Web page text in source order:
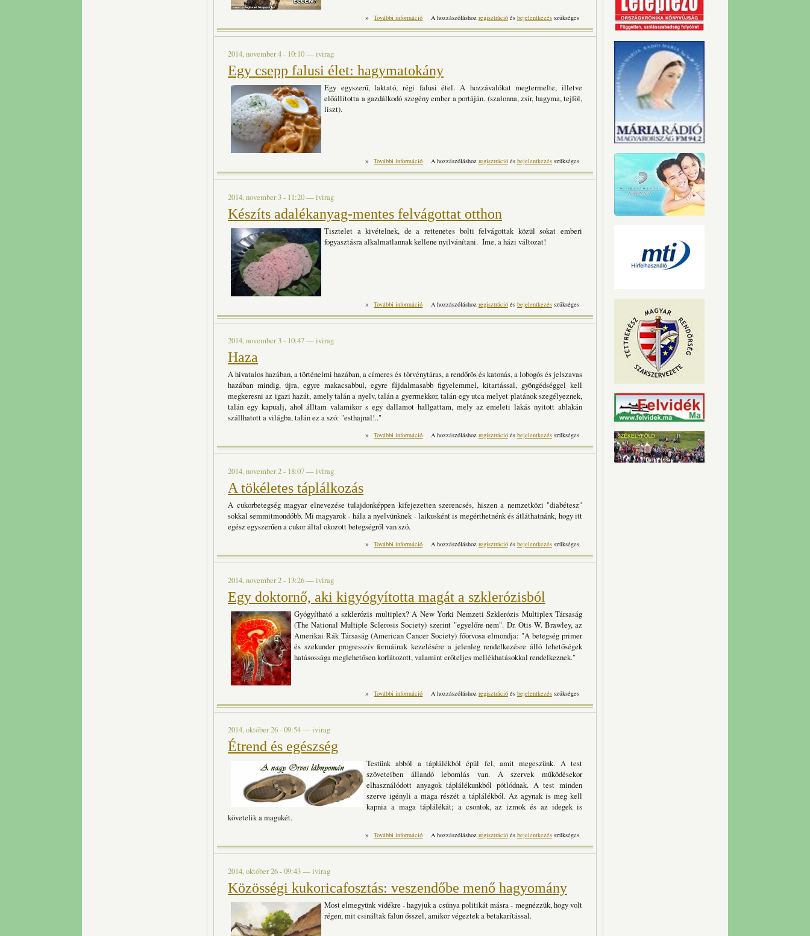
» További információ
Üzenet Ghánából: AZ Ebola járvány nem valós... tartalommal
A hozzászóláshoz regisztrációés bejelentkezésszükséges
2014, november 4 - 10:10—ivirag
Egy csepp falusi élet: hagymatokány
Egy egyszerű, laktató, régi falusi étel. A hozzávalókat megtermelte, illetve
előállította a gazdálkodó szegény ember a portáján. (szalonna, zsír, hagyma, tejföl,
liszt).
» További információ Egy csepp falusi élet: hagymatokány tartalommal kapcsolatosan
A hozzászóláshoz regisztrációés bejelentkezésszükséges
2014, november 3 - 11:20—ivirag
Készíts adalékanyag-mentes felvágottat otthon
Tisztelet a kivételnek, de a rettenetes bolti felvágottak közül sokat emberi
fogyasztásra alkalmatlannak kellene nyilvánítani. Íme, a házi változat!
» További információ
Készíts adalékanyag-mentes felvágottat otthon tartalommal
A hozzászóláshoz regisztrációés bejelentkezésszükséges
2014, november 3 - 10:47—ivirag
Haza
A hivatalos hazában, a történelmi hazában, a címeres és törvénytáras, a rendőrös és katonás, a lobogós és jelszavas
hazában mindig, újra, egyre makacsabbul, egyre fájdalmasabb figyelemmel, kitartással, gyöngédséggel kell
megkeresni az igazi hazát, amely talán a nyelv, talán a gyermekkor, talán egy utca melyet platánok szegélyeznek,
talán egy kapualj, ahol álltam valamikor s egy dallamot hallgattam, mely az emeleti lakás nyitott ablakán
szállhatott a világba, talán ez a szó: "esthajnal!.."
» További információ Haza tartalommal kapcsolatosan
A hozzászóláshoz regisztrációés bejelentkezésszükséges
2014, november 2 - 18:07—ivirag
A tökéletes táplálkozás
A cukorbetegség magyar elnevezése tulajdonképpen kifejezetten szerencsés, hiszen a nemzetközi "diabétesz"
sokkal semmitmondóbb. Mi magyarok - hála a nyelvünknek - laikusként is megérthetnénk és átláthatnánk, hogy itt
egész egyszerűen a cukor által okozott betegségről van szó.
» További információ A tökéletes táplálkozás tartalommal kapcsolatosan
A hozzászóláshoz regisztrációés bejelentkezésszükséges
2014, november 2 - 13:26—ivirag
Egy doktornő, aki kigyógyította magát a szklerózisból
Gyógyítható a szklerózis multiplex? A New Yorki Nemzeti Szklerózis Multiplex Társaság
(The National Multiple Sclerosis Society) szerint "egyelőre nem". Dr. Otis W. Brawley, az
Amerikai Rák Társaság (American Cancer Society) főorvosa elmondja: "A betegség primer
és szekunder progresszív formáinak kezelésére a jelenleg rendelkezésre álló lehetőségek
hatásossága meglehetősen korlátozott, valamint erőteljes mellékhatásokkal rendelkeznek."
» További információ
Egy doktornő, aki kigyógyította magát a szklerózisból tartalommal
A hozzászóláshoz regisztrációés bejelentkezésszükséges
2014, október 26 - 09:54—ivirag
Étrend és egészség
Testünk abból a táplálékból épül fel, amit megeszünk. A test
szöveteiben állandó lebomlás van. A szervek működésekor
elhasználódott anyagok táplálékunkból pótlódnak. A test minden
szerve igényli a maga részét a táplálékból. Az agynak is meg kell
kapnia a maga táplálékát; a csontok, az izmok és az idegek is
követelik a magukét.
» További információ Étrend és egészség tartalommal kapcsolatosan
A hozzászóláshoz regisztrációés bejelentkezésszükséges
2014, október 26 - 09:43—ivirag
Közösségi kukoricafosztás: veszendőbe menő hagyomány
Most elmegyünk vidékre - hagyjuk a csúnya politikát másra - megnézzük, hogy volt
régen, mit csináltak falun ősszel, amikor végeztek a betakarítással.